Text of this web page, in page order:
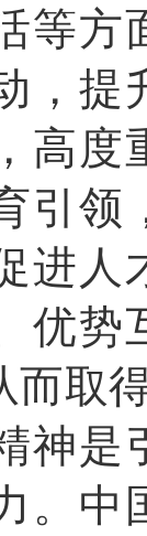
等方
，提
高度
引
进人
优势
而取
是
。中